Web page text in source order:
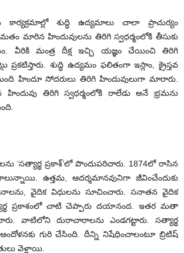
కార్యక్రమాల్లో శుద్ధి ఉద్యమాలు చాలా ప్రాచుర్యం
మారిన హిందువులను తిరిగి స్వధర్మంలోకి తీసుకు
వీరికి మంత్ర దీక్ష ఇచ్చి యజ్ఞం చేయించి తిరిగి
ప్రకటిస్తారు. శుద్ధి ఉద్యమం ఫలితంగా ఇస్లాం, క్రైస్తవ
హిందూ సోదరులు తిరిగి హిందువులుగా మారారు.
తిరిగి స్వధర్మంలోకి రాలేడు అనే భ్రమను
‘సత్యార్థ ప్రకాశ్‌’‌లో పొందుపరిచారు. 1874లో రాసిన
ఉత్తమ, ఆదర్శమానవునిగా జీవించేందుకు
వైదిక విధులను సూచించారు. సనాతన వైదిక
ప్రకాశంలో చాటి చెప్పారు దయానంద. ఇతర మతా
వాటిలోని దురాచారాలను ఎండగట్టారు. సత్యార్థ
ఆందోళనకు గురి చేసింది. దీన్ని నిషేధించాలంటూ బ్రిటిష్‌
వెళ్లాయి.